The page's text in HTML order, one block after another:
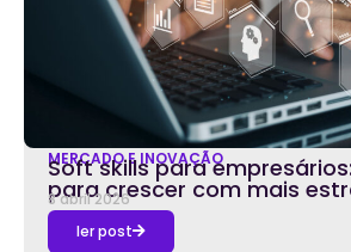
MERCADO E INOVAÇÃO
Soft skills para
para crescer com mais
8 abril 2026
ler post